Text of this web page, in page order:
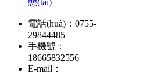
態(tài)
電話(huà)：0755-
29844485
手機號：
18665832556
E-mail：